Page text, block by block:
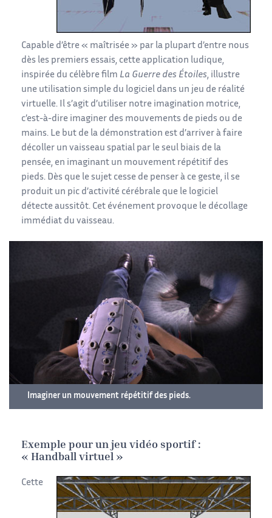
Capable d’être « maîtrisée » par la plupart d’entre nous
dès les premiers essais, cette application ludique,
inspirée du célèbre film La Guerre des Étoiles, illustre
une utilisation simple du logiciel dans un jeu de réalité
virtuelle. Il s’agit d’utiliser notre imagination motrice,
c’est-à-dire imaginer des mouvements de pieds ou de
mains. Le but de la démonstration est d’arriver à faire
décoller un vaisseau spatial par le seul biais de la
pensée, en imaginant un mouvement répétitif des
pieds. Dès que le sujet cesse de penser à ce geste, il se
produit un pic d’activité cérébrale que le logiciel
détecte aussitôt. Cet événement provoque le décollage
immédiat du vaisseau.
Imaginer un mouvement répétitif des pieds.
Exemple pour un jeu vidéo sportif :
« Handball virtuel »
Cette